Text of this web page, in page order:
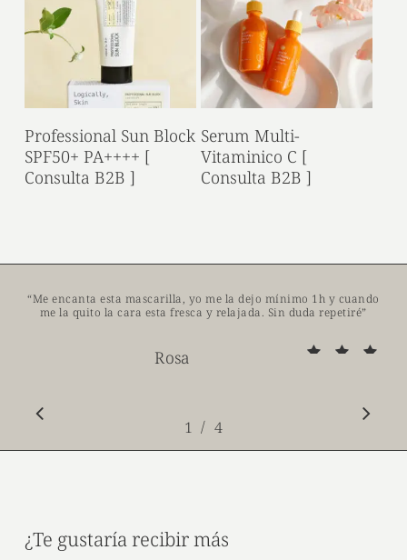
Read More
Professional Sun Block
SPF50+ PA++++ [
Consulta B2B ]
Read More
Serum Multi-
Vitaminico C [
Consulta B2B ]
“Me encanta esta mascarilla, yo me la dejo mínimo 1h y cuando
me la quito la cara esta fresca y relajada. Sin duda repetiré”
Rosa
1 2 3
/ 4
¿Te gustaría recibir más